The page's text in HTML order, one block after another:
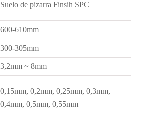
Suelo de pizarra Finsih SPC
600-610mm
300-305mm
3,2mm ~ 8mm
0,15mm, 0,2mm, 0,25mm, 0,3mm,
0,4mm, 0,5mm, 0,55mm